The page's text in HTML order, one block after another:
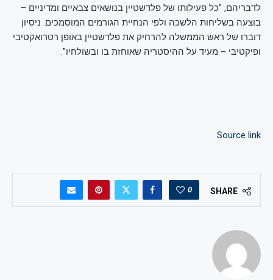
לדבריהם, "כל פעילותו של פלדשטיין בנושאים צבאיים ומדיניים –
בוצעה בשליחות הלשכה ולפי הנחיית הגורמים המוסמכים. ניסיון
דוברו של ראש הממשלה להרחיק את פלדשטיין באופן רטרואקטיבי
ופיקטיבי – מעיד על ההיסטריה שאוחזת בו ובשולחיו".
Source link
SHARE
0